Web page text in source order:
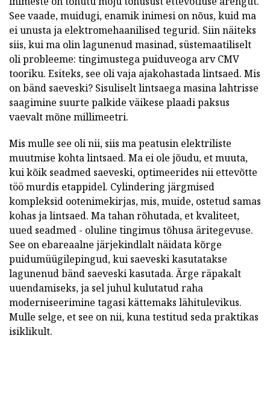
See vaade, muidugi, enamik inimesi on nõus, kuid ma
ei unusta ja elektromehaanilised tegurid. Siin näiteks
siis, kui ma olin lagunenud masinad, süstemaatiliselt
oli probleeme: tingimustega puiduveoga arv CMV
tooriku. Esiteks, see oli vaja ajakohastada lintsaed. Mis
on bänd saeveski? Sisuliselt lintsaega masina lahtrisse
saagimine suurte palkide väikese plaadi paksus
vaevalt mõne millimeetri.
Mis mulle see oli nii, siis ma peatusin elektriliste
muutmise kohta lintsaed. Ma ei ole jõudu, et muuta,
kui kõik seadmed saeveski, optimeerides nii ettevõtte
töö murdis etappidel. Cylindering järgmised
kompleksid ootenimekirjas, mis, muide, ostetud samas
kohas ja lintsaed. Ma tahan rõhutada, et kvaliteet,
uued seadmed - oluline tingimus tõhusa äritegevuse.
See on ebareaalne järjekindlalt näidata kõrge
puidumüügilepingud, kui saeveski kasutatakse
lagunenud bänd saeveski kasutada. Ärge räpakalt
uuendamiseks, ja sel juhul kulutatud raha
moderniseerimine tagasi kättemaks lähitulevikus.
Mulle selge, et see on nii, kuna testitud seda praktikas
isiklikult.